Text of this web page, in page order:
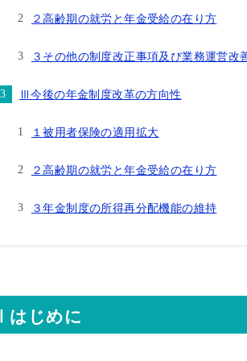
２高齢期の就労と年金受給の在り方
３その他の制度改正事項及び業務運営改
Ⅲ今後の年金制度改革の方向性
１被用者保険の適用拡大
２高齢期の就労と年金受給の在り方
３年金制度の所得再分配機能の維持
Ⅰはじめに